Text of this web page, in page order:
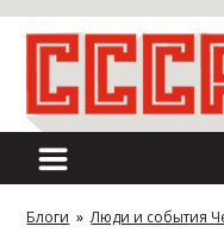
Блоги » Люди и события